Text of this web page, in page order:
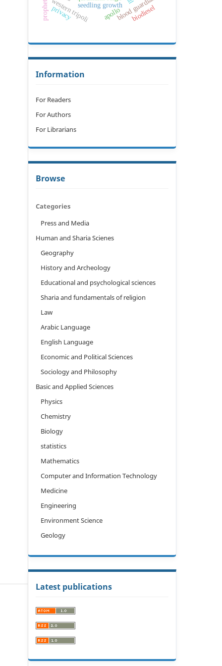
western tripoli blood guardian
seedling growth
privacy biodiesel
apollo
Information
For Readers
For Authors
For Librarians
Browse
Categories
Press and Media
Human and Sharia Scienes
Geography
History and Archeology
Educational and psychological sciences
Sharia and fundamentals of religion
Law
Arabic Language
English Language
Economic and Political Sciences
Sociology and Philosophy
Basic and Applied Sciences
Physics
Chemistry
Biology
statistics
Mathematics
Computer and Information Technology
Medicine
Engineering
Environment Science
Geology
Latest publications